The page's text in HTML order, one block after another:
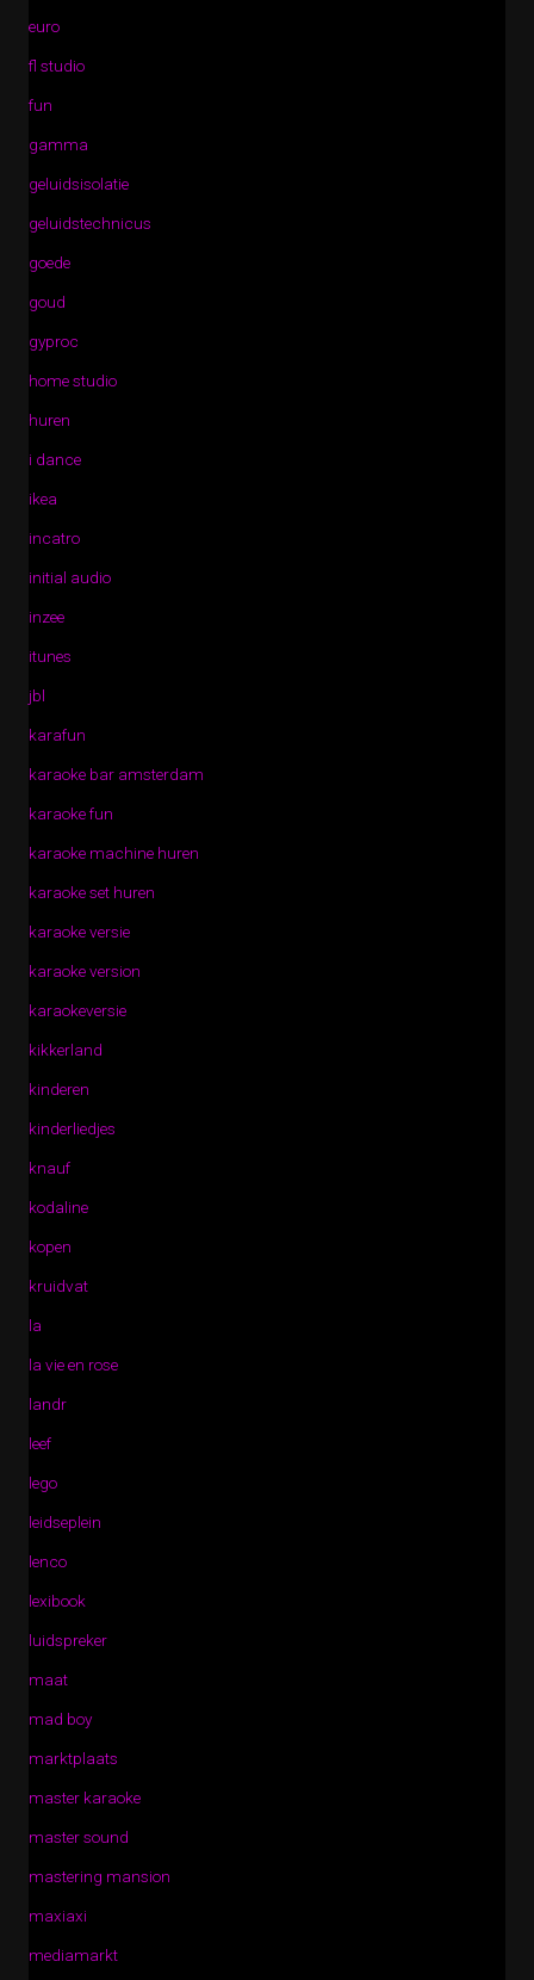
euro
fl studio
fun
gamma
geluidsisolatie
geluidstechnicus
goede
goud
gyproc
home studio
huren
i dance
ikea
incatro
initial audio
inzee
itunes
jbl
karafun
karaoke bar amsterdam
karaoke fun
karaoke machine huren
karaoke set huren
karaoke versie
karaoke version
karaokeversie
kikkerland
kinderen
kinderliedjes
knauf
kodaline
kopen
kruidvat
la
la vie en rose
landr
leef
lego
leidseplein
lenco
lexibook
luidspreker
maat
mad boy
marktplaats
master karaoke
master sound
mastering mansion
maxiaxi
mediamarkt